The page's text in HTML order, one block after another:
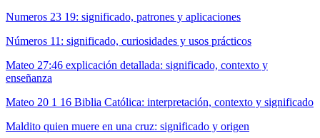
Numeros 23 19: significado, patrones y aplicaciones
Números 11: significado, curiosidades y usos prácticos
Mateo 27:46 explicación detallada: significado, contexto y
enseñanza
Mateo 20 1 16 Biblia Católica: interpretación, contexto y significado
Maldito quien muere en una cruz: significado y origen